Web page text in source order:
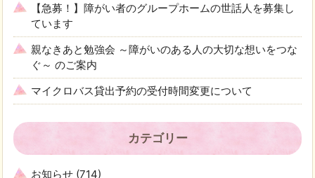
【急募！】障がい者のグループホームの世話人を募集し
ています
親なきあと勉強会 ～障がいのある人の大切な想いをつな
ぐ～ のご案内
マイクロバス貸出予約の受付時間変更について
カテゴリー
お知らせ (714)